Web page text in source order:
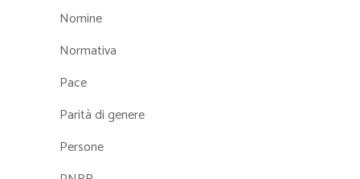
Nomine
Normativa
Pace
Parità di genere
Persone